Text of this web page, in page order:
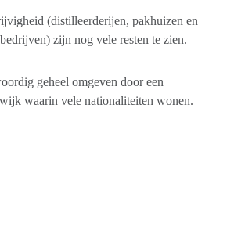
(distilleerderijen, pakhuizen en
zijn nog vele resten te zien.
geheel omgeven door een
waarin vele nationaliteiten wonen.